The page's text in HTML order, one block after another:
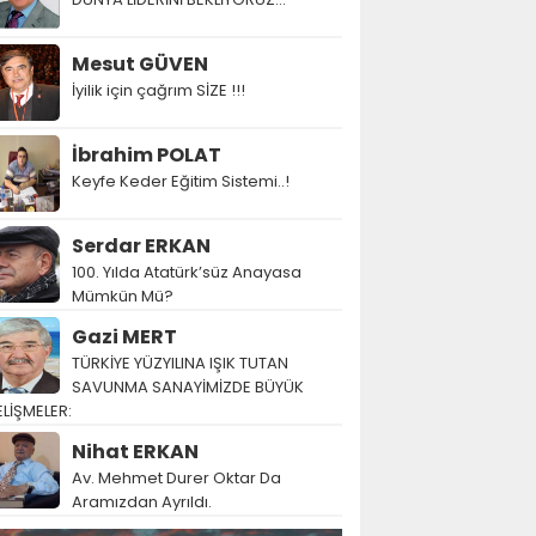
Mesut GÜVEN
İyilik için çağrım SİZE !!!
İbrahim POLAT
Keyfe Keder Eğitim Sistemi..!
Serdar ERKAN
100. Yılda Atatürk’süz Anayasa
Mümkün Mü?
Gazi MERT
TÜRKİYE YÜZYILINA IŞIK TUTAN
SAVUNMA SANAYİMİZDE BÜYÜK
Nihat ERKAN
Av. Mehmet Durer Oktar Da
Aramızdan Ayrıldı.